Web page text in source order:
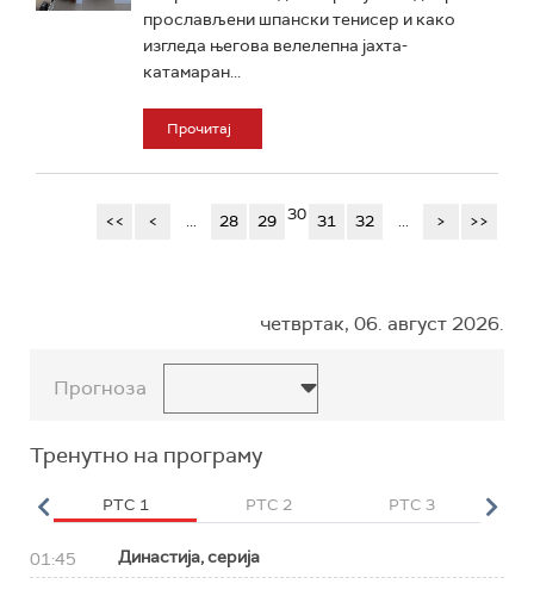
прослављени шпански тенисер и како
изгледа његова велелепна јахта-
катамаран...
Прочитај
<< < ... 28 29 30 31 32 ... > >>
четвртак, 06. август 2026.
Прогноза
Тренутно на програму
РТС 1 РТС 2 РТС 3
01:45 Династија, серија